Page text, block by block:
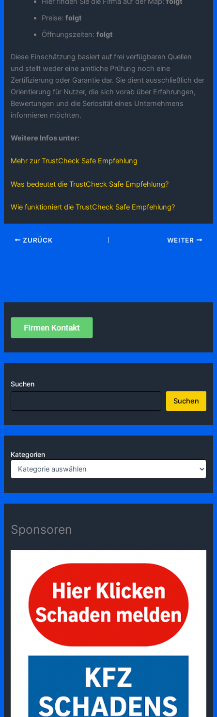
Suchen
Suchen
Kategorien
Sponsoren
Preise:folgt
Öffnungszeiten:folgt
Diese Einschätzung basiert auf frei verfügbaren Quellen
und stellt weder eine amtliche Prüfung noch eine
Zertifizierung oder Garantie dar. Sie dient ausschließlich der
Orientierung für Nutzer, die sich vorab über Erfahrungen,
Bewertungen und die Seriosität eines Unternehmens
informieren möchten.
Weitere Infos unter:
Mehr zur TrustCheck Safe Empfehlung
Was bedeutet die TrustCheck Safe Empfehlung?
Wie funktioniert die TrustCheck Safe Empfehlung?
ZURÜCK WEITER